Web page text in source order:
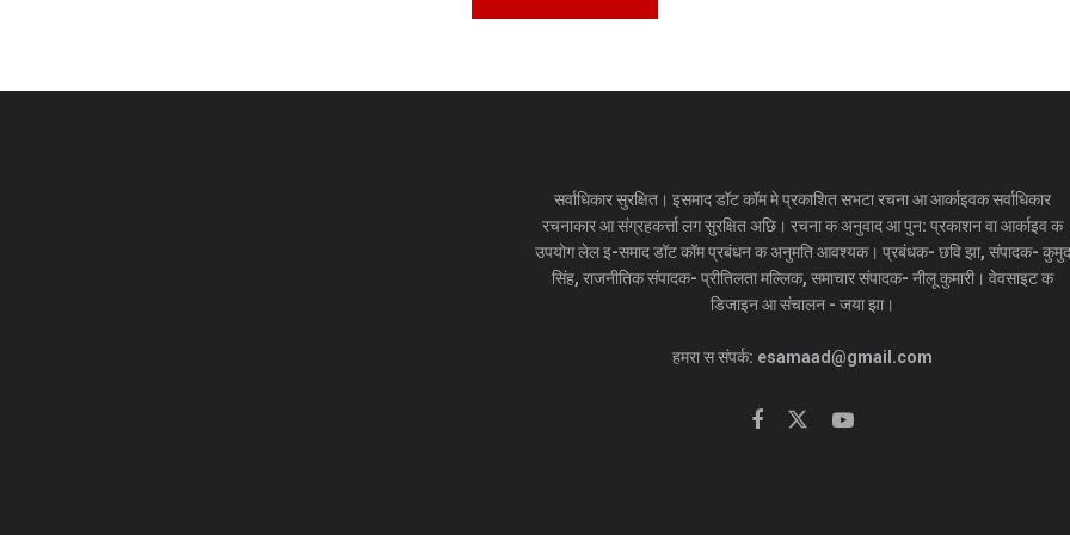
सर्वाधिकार सुरक्षित। इसमाद डॉट कॉम मे प्रकाशित सभटा रचना आ आर्काइवक सर्वाधिकार
रचनाकार आ संग्रहकर्त्ता लग सुरक्षित अछि। रचना क अनुवाद आ पुन: प्रकाशन वा आर्काइव क
उपयोग लेल इ-समाद डॉट कॉम प्रबंधन क अनुमति आवश्यक। प्रबंधक- छवि झा, संपादक- कुमुद
सिंह, राजनीतिक संपादक- प्रीतिलता मल्लिक, समाचार संपादक- नीलू कुमारी। वेवसाइट क
डिजाइन आ संचालन - जया झा।
हमरा स संपर्क: esamaad@gmail.com